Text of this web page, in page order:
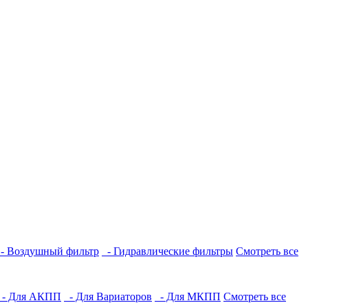
- Воздушный фильтр - Гидравлические фильтры Смотреть все
- Для АКПП - Для Вариаторов - Для МКПП Смотреть все